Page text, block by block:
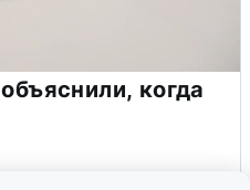
когда